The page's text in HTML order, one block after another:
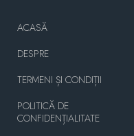
ACASĂ
DESPRE
TERMENI ȘI CONDIȚII
POLITICĂ DE
CONFIDENȚIALITATE